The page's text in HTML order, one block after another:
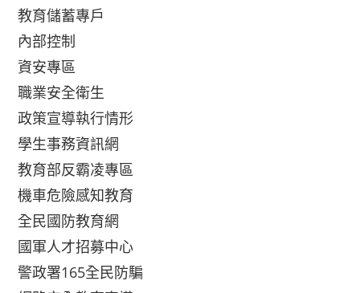
教育儲蓄專戶
內部控制
資安專區
職業安全衛生
政策宣導執行情形
學生事務資訊網
教育部反霸凌專區
機車危險感知教育
全民國防教育網
國軍人才招募中心
警政署165全民防騙